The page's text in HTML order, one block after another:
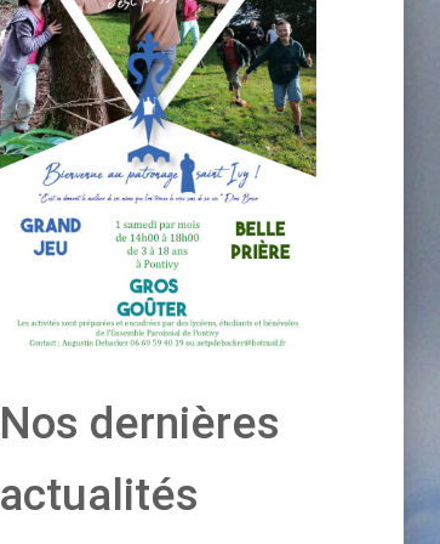
Nos dernières
actualités